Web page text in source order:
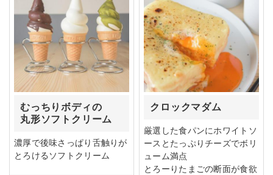
むっちりボディの
丸形ソフトクリーム
濃厚で後味さっぱり舌触りが
とろけるソフトクリーム
クロックマダム
厳選した食パンにホワイトソ
ースとたっぷりチーズでボリ
ューム満点
とろーりたまごの断面が食欲